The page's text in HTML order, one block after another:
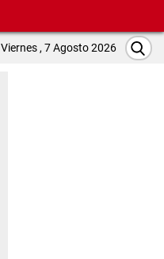
Viernes , 7 Agosto 2026